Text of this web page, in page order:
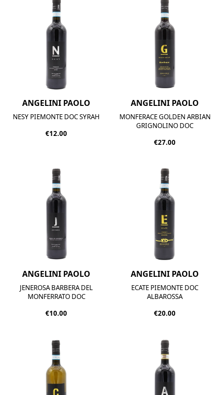
ANGELINI PAOLO
NESY PIEMONTE DOC SYRAH
€12.00
ANGELINI PAOLO
MONFERACE GOLDEN ARBIAN
GRIGNOLINO DOC
€27.00
ANGELINI PAOLO
JENEROSA BARBERA DEL
MONFERRATO DOC
€10.00
ANGELINI PAOLO
ECATE PIEMONTE DOC
ALBAROSSA
€20.00